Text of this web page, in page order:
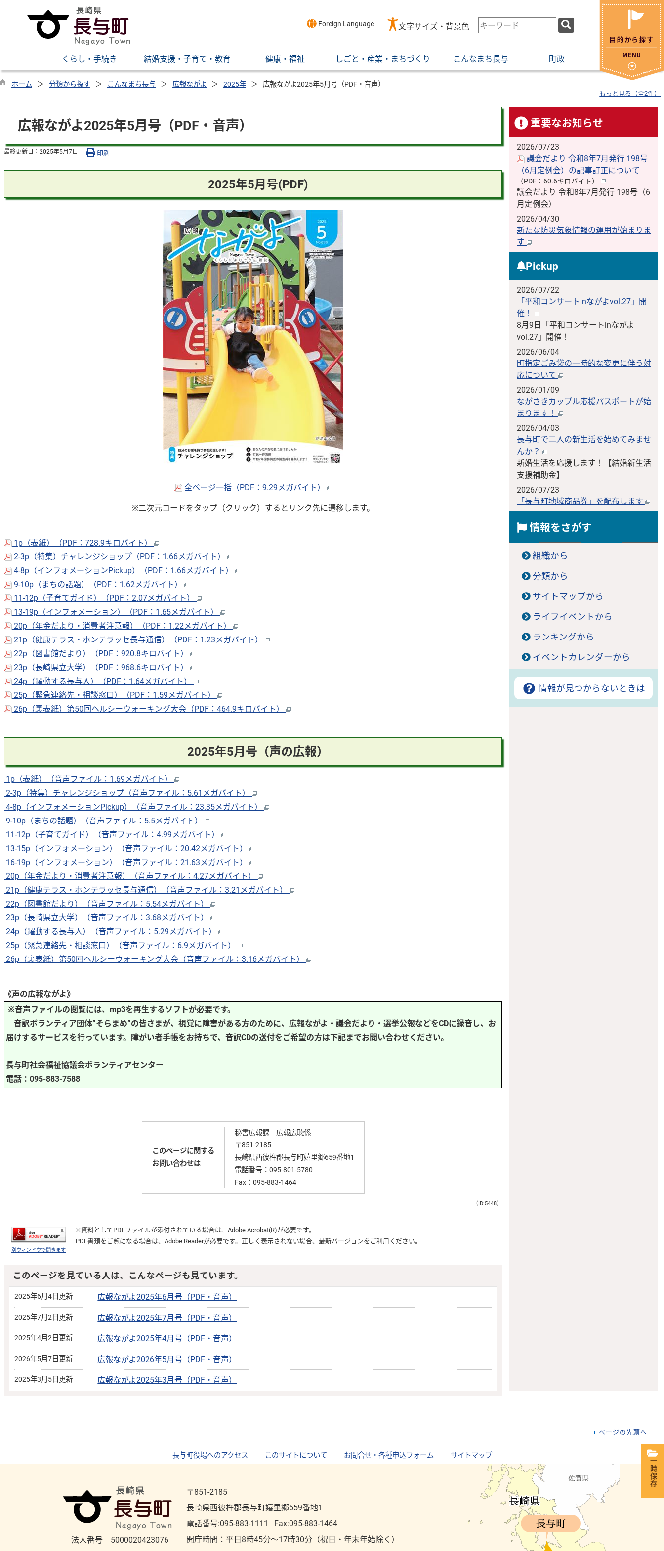
Foreign Language 文字サイズ・背景色
検
索
ー
ワ
くらし・手続き 結婚支援・子育て・教育 健康・福祉 しごと・産業・まちづくり こんなまち長与 町政
ホーム 分類から探す こんなまち長与 広報ながよ 2025年 広報ながよ2025年5月号（PDF・音声）
もっと見る（全2件）
広報ながよ2025年5月号（PDF・音声）
最終更新日： 2025年5月7日 印刷
2025年5月号(PDF)
全ページ一括（PDF：9.29メガバイト）
※二次元コードをタップ（クリック）するとリンク先に遷移します。
1p（表紙）（PDF：728.9キロバイト）
2-3p（特集）チャレンジショップ（PDF：1.66メガバイト）
4-8p（インフォメーションPickup）（PDF：1.66メガバイト）
9-10p（まちの話題）（PDF：1.62メガバイト）
11-12p（子育てガイド）（PDF：2.07メガバイト）
13-19p（インフォメーション）（PDF：1.65メガバイト）
20p（年金だより・消費者注意報）（PDF：1.22メガバイト）
21p（健康テラス・ホンテラッセ長与通信）（PDF：1.23メガバイト）
22p（図書館だより）（PDF：920.8キロバイト）
23p（長崎県立大学）（PDF：968.6キロバイト）
24p（躍動する長与人）（PDF：1.64メガバイト）
25p（緊急連絡先・相談窓口）（PDF：1.59メガバイト）
26p（裏表紙）第50回ヘルシーウォーキング大会（PDF：464.9キロバイト）
2025年5月号（声の広報）
1p（表紙）（音声ファイル：1.69メガバイト）
2-3p（特集）チャレンジショップ（音声ファイル：5.61メガバイト）
4-8p（インフォメーションPickup）（音声ファイル：23.35メガバイト）
9-10p（まちの話題）（音声ファイル：5.5メガバイト）
11-12p（子育てガイド）（音声ファイル：4.99メガバイト）
13-15p（インフォメーション）（音声ファイル：20.42メガバイト）
16-19p（インフォメーション）（音声ファイル：21.63メガバイト）
20p（年金だより・消費者注意報）（音声ファイル：4.27メガバイト）
21p（健康テラス・ホンテラッセ長与通信）（音声ファイル：3.21メガバイト）
22p（図書館だより）（音声ファイル：5.54メガバイト）
23p（長崎県立大学）（音声ファイル：3.68メガバイト）
24p（躍動する長与人）（音声ファイル：5.29メガバイト）
25p（緊急連絡先・相談窓口）（音声ファイル：6.9メガバイト）
26p（裏表紙）第50回ヘルシーウォーキング大会（音声ファイル：3.16メガバイト）
《声の広報ながよ》
※音声ファイルの閲覧には、mp3を再生するソフトが必要です。
音訳ボランティア団体”そらまめ”の皆さまが、視覚に障害がある方のために、広報ながよ・議会だより・選挙公報などをCDに録音し、お
届けするサービスを行っています。障がい者手帳をお持ちで、音訳CDの送付をご希望の方は下記までお問い合わせください。
長与町社会福祉協議会ボランティアセンター
電話：095-883-7588
このページに関する
お問い合わせは
秘書広報課 広報広聴係
〒851-2185
長崎県西彼杵郡長与町嬉里郷659番地1
電話番号： 095-801-5780
Fax：095-883-1464
（ID:5448）
別ウィンドウで開きます
※資料としてPDFファイルが添付されている場合は、 Adobe Acrobat(R)が必要です。
PDF書類をご覧になる場合は、 Adobe Readerが必要です。正しく表示されない場合、最新バージョンをご利用ください。
このページを見ている人は、こんなページも見ています。
2025年6月4日更新 広報ながよ2025年6月号（PDF・音声）
2025年7月2日更新 広報ながよ2025年7月号（PDF・音声）
2025年4月2日更新 広報ながよ2025年4月号（PDF・音声）
2026年5月7日更新 広報ながよ2026年5月号（PDF・音声）
2025年3月5日更新 広報ながよ2025年3月号（PDF・音声）
重要なお知らせ
2026/07/23
議会だより 令和8年7月発行 198号
（6月定例会）の記事訂正について
（PDF：60.6キロバイト）
議会だより 令和8年7月発行 198号（6
月定例会）
2026/04/30
新たな防災気象情報の運用が始まりま
す
Pickup
2026/07/22
「平和コンサートinながよvol.27」開
催！
8月9日「平和コンサートinながよ
vol.27」開催！
2026/06/04
町指定ごみ袋の一時的な変更に伴う対
応について
2026/01/09
ながさきカップル応援パスポートが始
まります！
2026/04/03
長与町で二人の新生活を始めてみませ
んか？
新婚生活を応援します！【結婚新生活
支援補助金】
2026/07/23
「長与町地域商品券」を配布します
情報をさがす
組織から
分類から
サイトマップから
ライフイベントから
ランキングから
イベントカレンダーから
情報が見つからないときは
ページの先頭へ
長与町役場へのアクセス このサイトについて お問合せ・各種申込フォーム サイトマップ
法人番号 5000020423076
〒851-2185
長崎県西彼杵郡長与町嬉里郷659番地1
電話番号:095-883-1111
Fax:095-883-1464
開庁時間：平⽇8時45分～17時30分（祝⽇・年末年始除く）
一時保存